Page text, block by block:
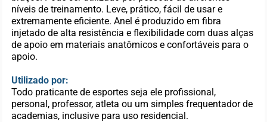
níveis de treinamento. Leve, prático, fácil de usar e
extremamente eficiente. Anel é produzido em fibra
injetado de alta resistência e flexibilidade com duas alças
de apoio em materiais anatômicos e confortáveis para o
apoio.
Utilizado por:
Todo praticante de esportes seja ele profissional,
personal, professor, atleta ou um simples frequentador de
academias, inclusive para uso residencial.